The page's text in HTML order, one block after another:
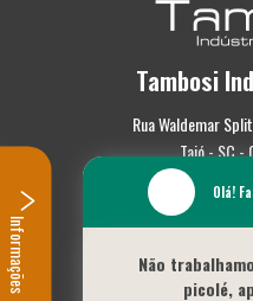
Tambosi
Rua Waldemar
Taió - SC -
(47)
Olá!
Não
picolé,
Informações